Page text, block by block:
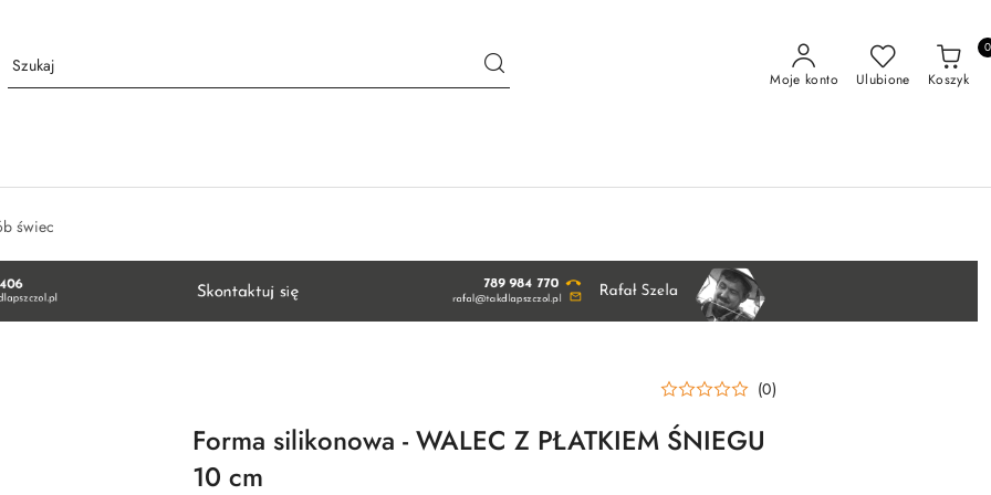
Moje konto Ulubione Koszyk
0
świec
(0)
Forma silikonowa - WALEC Z PŁATKIEM ŚNIEGU
10 cm